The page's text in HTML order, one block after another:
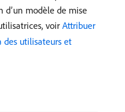
d’un modèle de mise
voir Attribuer
des utilisateurs et